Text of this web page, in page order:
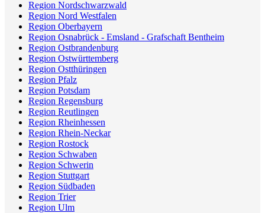
Region Nordschwarzwald
Region Nord Westfalen
Region Oberbayern
Region Osnabrück - Emsland - Grafschaft Bentheim
Region Ostbrandenburg
Region Ostwürttemberg
Region Ostthüringen
Region Pfalz
Region Potsdam
Region Regensburg
Region Reutlingen
Region Rheinhessen
Region Rhein-Neckar
Region Rostock
Region Schwaben
Region Schwerin
Region Stuttgart
Region Südbaden
Region Trier
Region Ulm